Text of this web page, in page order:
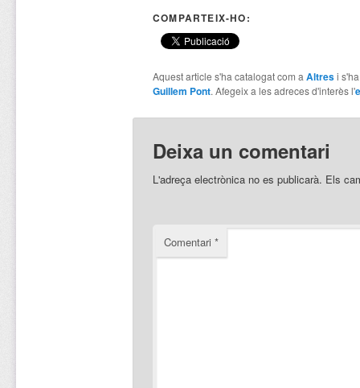
COMPARTEIX-HO:
Aquest article s'ha catalogat com a Altresi
Guillem Pont. Afegeix a les adreces d'interès l'
Deixa un comentari
L'adreça electrònica no es publicarà. Els
Comentari *